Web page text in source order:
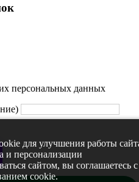
для улучшения работы
и персонализации
сайтом, вы соглашаетесь с
cookie.
персональных данных